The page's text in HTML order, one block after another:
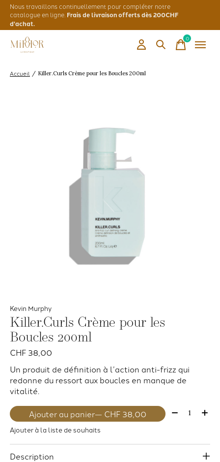
Nous travaillons continuellement pour compléter notre
catalogue en ligne. Frais de livraison offerts dès 200CHF
d'achat.
0items
Accueil / Killer.Curls Crème pour les Boucles 200ml
Kevin Murphy
Killer.Curls Crème pour les
Boucles 200ml
CHF 38,00
Un produit de définition à l’action anti-frizz qui
redonne du ressort aux boucles en manque de
vitalité.
Ajouter au panier — CHF 38,00 Quantité:
Ajouter à la liste de souhaits
Description